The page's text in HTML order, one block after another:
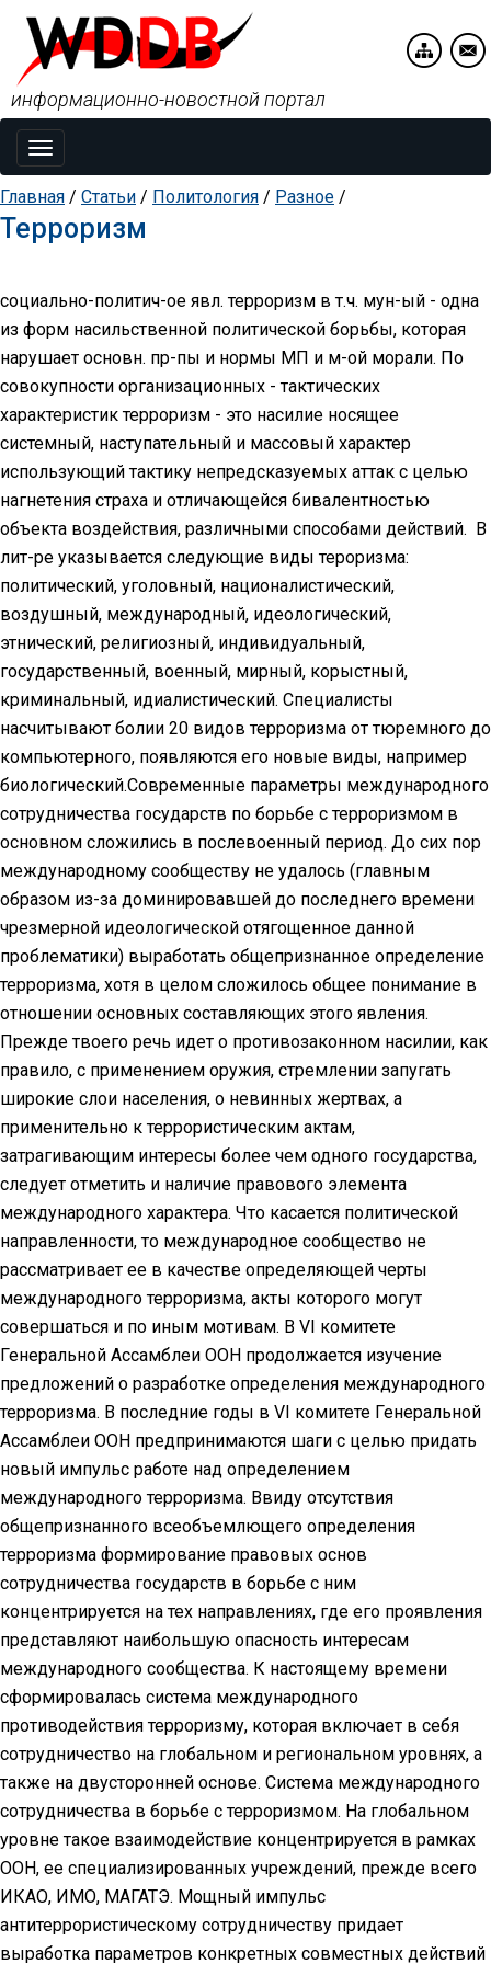
Toggle
navigation
информационно-новостной портал
Главная / Статьи / Политология / Разное /
Терроризм
социально-политич-ое явл. терроризм в т.ч. мун-ый - одна
из форм насильственной политической борьбы, которая
нарушает основн. пр-пы и нормы МП и м-ой морали. По
совокупности организационных - тактических
характеристик терроризм - это насилие носящее
системный, наступательный и массовый характер
использующий тактику непредсказуемых аттак с целью
нагнетения страха и отличающейся бивалентностью
объекта воздействия, различными способами действий. В
лит-ре указывается следующие виды тероризма:
политический, уголовный, националистический,
воздушный, международный, идеологический,
этнический, религиозный, индивидуальный,
государственный, военный, мирный, корыстный,
криминальный, идиалистический. Специалисты
насчитывают болии 20 видов терроризма от тюремного до
компьютерного, появляются его новые виды, например
биологический.Современные параметры международного
сотрудничества государств по борьбе с терроризмом в
основном сложились в послевоенный период. До сих пор
международному сообществу не удалось (главным
образом из-за доминировавшей до последнего времени
чрезмерной идеологической отя­гощенное данной
проблематики) выработать общепризнанное определение
терроризма, хотя в целом сложилось общее понимание в
отношении основных составляющих этого явления.
Прежде твоего речь идет о противозаконном насилии, как
правило, с применением оружия, стремлении запугать
широкие слои населения, о невинных жертвах, а
применительно к террористическим актам,
затрагивающим интересы более чем одного государства,
следует отметить и наличие правового элемента
международного характера. Что касается политической
направленности, то международное сообщество не
рассматривает ее в качестве определяющей черты
международного терроризма, акты которого могут
совершаться и по иным мотивам. В VI комитете
Генеральной Ассамблеи ООН продолжается изучение
предложений о разработке определения международного
терроризма. В последние годы в VI комитете Генеральной
Ассамблеи ООН предпринимаются шаги с целью придать
новый импульс работе над определением
международного терроризма. Ввиду отсутствия
общепризнанного всеобъемлющего определения
терроризма формирование правовых основ
сотрудничества государств в борьбе с ним
концентрируется на тех направлениях, где его проявления
представляют наибольшую опасность интересам
международного сообщества. К настоящему времени
сформировалась система международного
противодействия терроризму, которая включает в себя
сотрудничество на глобальном и региональном уровнях, а
также на двусторонней основе. Система международного
сотрудничества в борьбе с терроризмом. На глобальном
уровне такое взаимодействие концентрируется в рамках
ООН, ее специализированных учреждений, прежде всего
ИКАО, ИМО, МАГАТЭ. Мощный импульс
антитеррористическому сотрудничеству придает
выработка параметров конкретных совместных действий